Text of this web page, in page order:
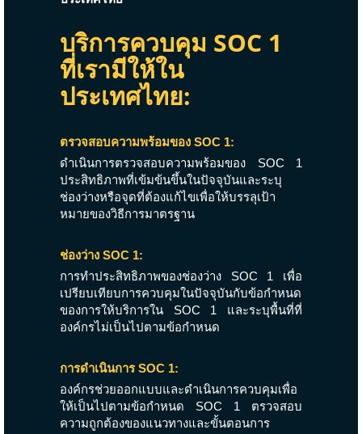
บริการควบคุม SOC 1
ที่เรามีให้ใน
ประเทศไทย:
ตรวจสอบความพร้อมของ SOC 1:
ดำเนินการตรวจสอบความพร้อมของ SOC 1
ประสิทธิภาพที่เข้มข้นขึ้นในปัจจุบันและระบุ
ช่องว่างหรือจุดที่ต้องแก้ไขเพื่อให้บรรลุเป้า
หมายของวิธีการมาตรฐาน
ช่องว่าง SOC 1:
การทำประสิทธิภาพของช่องว่าง SOC 1 เพื่อ
เปรียบเทียบการควบคุมในปัจจุบันกับข้อกำหนด
ของการให้บริการใน SOC 1 และระบุพื้นที่ที่
องค์กรไม่เป็นไปตามข้อกำหนด
การดำเนินการ SOC 1:
องค์กรช่วยออกแบบและดำเนินการควบคุมเพื่อ
ให้เป็นไปตามข้อกำหนด SOC 1 ตรวจสอบ
ความถูกต้องของแนวทางและขั้นตอนการ